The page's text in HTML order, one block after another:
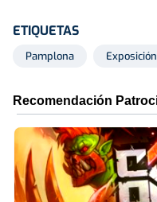
ETIQUETAS
Pamplona Exposición